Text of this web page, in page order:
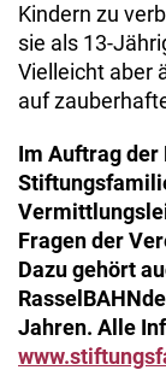
Kindern zu
sie als 13-
Vielleicht aber
auf
Im Auftrag der
Fragen der
Dazu gehört
Jahren. Alle